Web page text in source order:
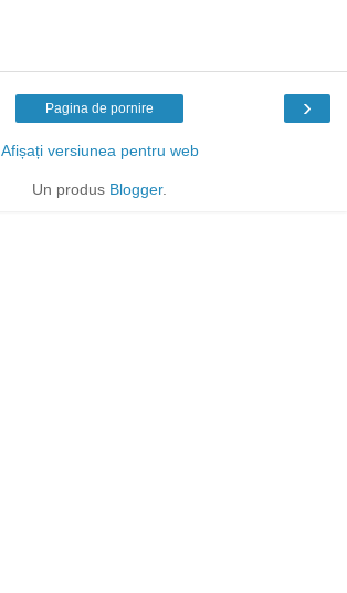
›
Pagina de pornire
Afișați versiunea pentru web
Un produs Blogger.